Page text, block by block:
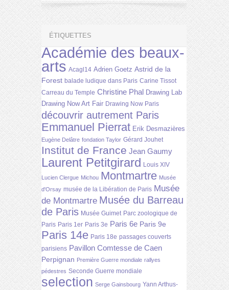
ÉTIQUETTES
Académie des beaux-
arts Acagl14 Adrien Goetz Astrid de la
Forest balade ludique dans Paris Carine Tissot
Carreau du Temple Christine Phal Drawing Lab
Drawing Now Art Fair Drawing Now Paris
découvrir autrement Paris
Emmanuel Pierrat Erik Desmazières
Eugène Delâtre fondation Taylor Gérard Jouhet
Institut de France Jean Gaumy
Laurent Petitgirard Louis XIV
Lucien Clergue Michou Montmartre Musée
d'Orsay musée de la Libération de Paris Musée
de Montmartre Musée du Barreau
de Paris Musée Guimet Parc zoologique de
Paris Paris 1er Paris 3e Paris 6e Paris 9e
Paris 14e Paris 18e passages couverts
parisiens Pavillon Comtesse de Caen
Perpignan Première Guerre mondiale rallyes
pédestres Seconde Guerre mondiale
selection Serge Gainsbourg Yann Arthus-